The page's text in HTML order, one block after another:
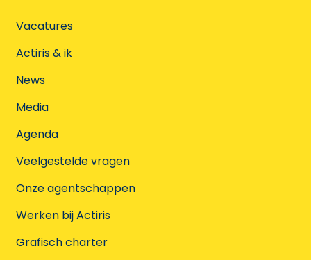
Vacatures
Actiris & ik
News
Media
Agenda
Veelgestelde vragen
Onze agentschappen
Werken bij Actiris
Grafisch charter